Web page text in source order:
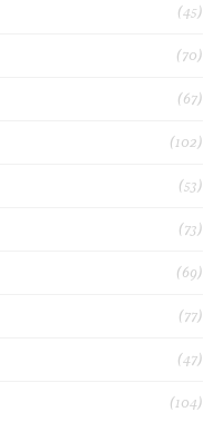
(45)
(70)
(67)
(102)
(53)
(73)
(69)
(77)
(47)
(104)